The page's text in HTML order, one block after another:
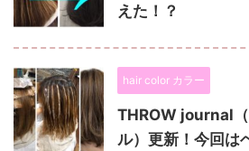
えた！？
hair color カラー
THROW journal
ル）更新！今回は